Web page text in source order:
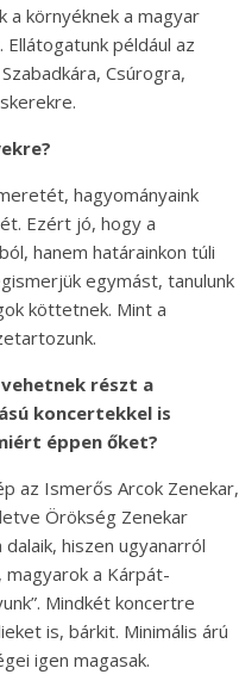
a környéknek a magyar
például az
Csúrogra,
hagyományaink
Ezért jó, hogy a
hanem határainkon túli
egymást, tanulunk
köttetnek. Mint a
részt a
koncertekkel is
éppen őket?
az Ismerős Arcok Zenekar,
Örökség Zenekar
hiszen ugyanarról
magyarok a Kárpát-
Mindkét koncertre
is, bárkit. Minimális árú
igen magasak.